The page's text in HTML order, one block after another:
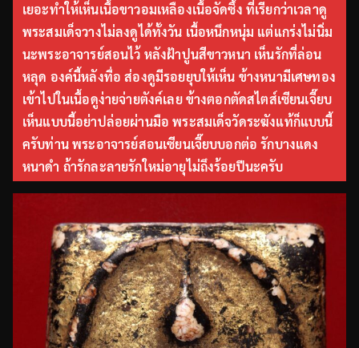
เยอะทำให้เห็นเนื้อขาวอมเหลืองเนื้อจัดซึ้ง ที่เรียกว่าเวลาดู
พระสมเด็จวางไม่ลงดูได้ทั้งวัน เนื้อหนึกหนุ่ม แต่แกร่งไม่นิ่ม
นะพระอาจารย์สอนไว้ หลังฝ้าปูนสีขาวหนา เห็นรักที่ล่อน
หลุด องค์นี้หลังทื่อ ส่องดูมีรอยยุบให้เห็น ข้างหนามีเศษทอง
เข้าไปในเนื้อดูง่ายจ่ายตังค์เลย ข้างตอกตัดสไตส์เซียนเจี๊ยบ
เห็นแบบนี้อย่าปล่อยผ่านมือ พระสมเด็จวัดระฆังแท้ก็แบบนี้
ครับท่าน พระอาจารย์สอนเซียนเจี๊ยบบอกต่อ รักบางแดง
หนาดำ ถ้ารักละลายรักใหม่อายุไม่ถึงร้อยปีนะครับ